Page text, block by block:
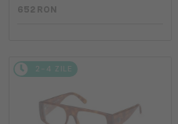
652 RON
2-4 ZILE